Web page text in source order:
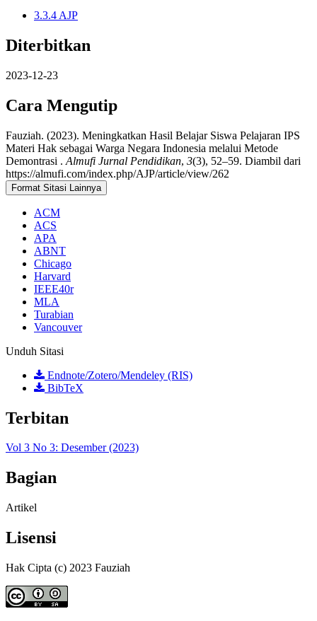
3.3.4 AJP
Diterbitkan
2023-12-23
Cara Mengutip
Fauziah. (2023). Meningkatkan Hasil Belajar Siswa Pelajaran IPS
Materi Hak sebagai Warga Negara Indonesia melalui Metode
Demontrasi . Almufi Jurnal Pendidikan, 3(3), 52–59. Diambil dari
https://almufi.com/index.php/AJP/article/view/262
Format Sitasi Lainnya
ACM
ACS
APA
ABNT
Chicago
Harvard
IEEE40r
MLA
Turabian
Vancouver
Unduh Sitasi
Endnote/Zotero/Mendeley (RIS)
BibTeX
Terbitan
Vol 3 No 3: Desember (2023)
Bagian
Artikel
Lisensi
Hak Cipta (c) 2023 Fauziah